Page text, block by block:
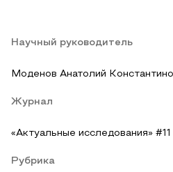
Научный руководитель
Моденов Анатолий
Журнал
«Актуальные исследования»
Рубрика